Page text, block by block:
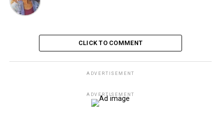
CLICK TO COMMENT
ADVERTISEMENT
ADVERTISEMENT